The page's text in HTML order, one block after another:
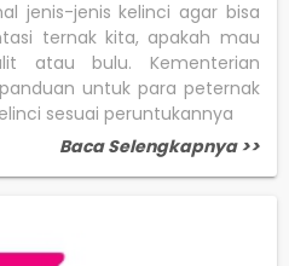
jenis-jenis kelinci agar bisa
ternak kita, apakah mau
atau bulu. Kementerian
untuk para peternak
sesuai peruntukannya
Baca Selengkapnya >>